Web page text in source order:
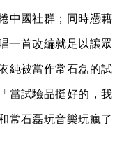
中國社群；同時憑藉
一首改編就足以讓眾
純被當作常石磊的試
當試驗品挺好的，我
常石磊玩音樂玩瘋了